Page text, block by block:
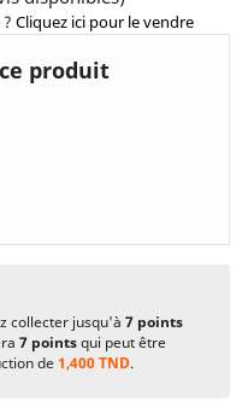
Cliquez ici pour le vendre
produit
collecter jusqu'à 7points
7pointsqui peut être
de1,400 TND.